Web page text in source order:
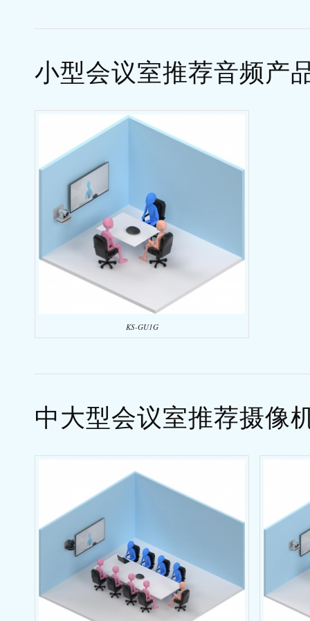
小型会议室推荐音频产
KS-GU1G
中大型会议室推荐摄像